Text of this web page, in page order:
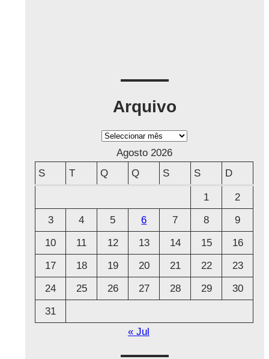
Arquivo
A
q
Agosto 2026
S
T Q Q S S D
1
2
3
4 5 6 7 8
9
10
11 12 13 14 15
16
17
18 19 20 21 22
23
24
25 26 27 28 29
30
31
« Jul